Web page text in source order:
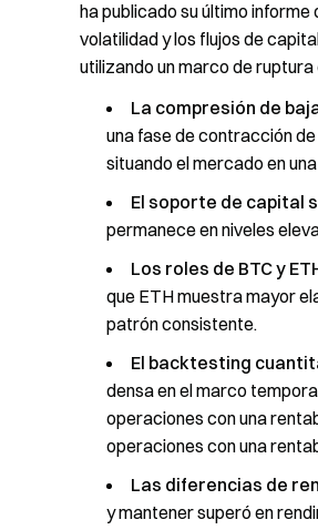
ha publicado su último
volatilidad y los flujos de
utilizando un marco de ruptura
La compresión de
una fase de contracción
situando el mercado en
El soporte de capital
permanece en niveles
Los roles de BTC y
que ETH muestra mayor
patrón consistente.
El backtesting
densa en el marco
operaciones con una
operaciones con una
Las diferencias de
y mantener superó en